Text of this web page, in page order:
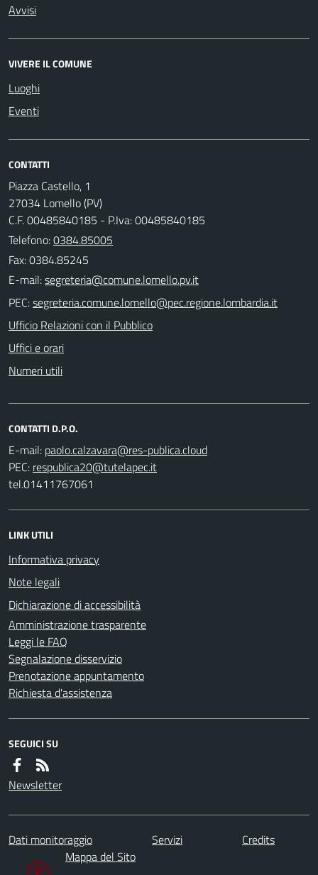
Avvisi
VIVERE IL COMUNE
Luoghi
Eventi
CONTATTI
Piazza Castello, 1
27034 Lomello (PV)
C.F. 00485840185 - P.Iva: 00485840185
Telefono:0384.85005
Fax: 0384.85245
E-mail:
PEC:
Ufficio Relazioni con il Pubblico
Uffici e orari
Numeri utili
CONTATTI D.P.O.
E-mail:
PEC:
tel.01411767061
LINK UTILI
Informativa privacy
Note legali
Dichiarazione di accessibilità
Amministrazione trasparente
Leggi le FAQ
Segnalazione disservizio
Prenotazione appuntamento
Richiesta d'assistenza
SEGUICI SU
Newsletter
Dati monitoraggio Servizi
Credits
Mappa del Sito